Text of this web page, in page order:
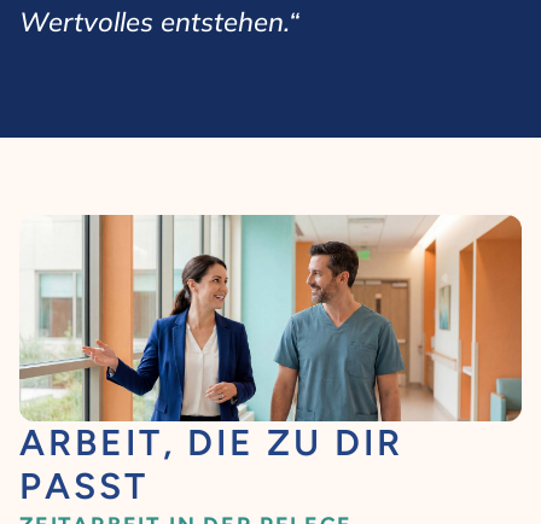
Wertvolles entstehen.“
ARBEIT, DIE ZU DIR
PASST